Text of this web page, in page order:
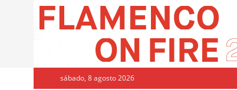
sábado, 8 agosto 2026